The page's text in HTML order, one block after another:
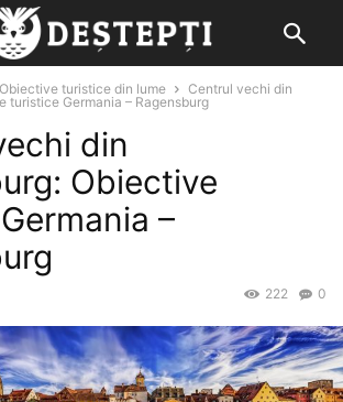
Obiective turistice din lume
Centrul vechi din
turistice Germania – Ragensburg
din
Obiective
–
0
222